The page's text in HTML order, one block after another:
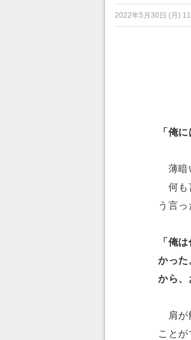
2022年5月30日 (月)
「俺
薄暗
何も
う言っ
「俺
かった
から
肩が
こと